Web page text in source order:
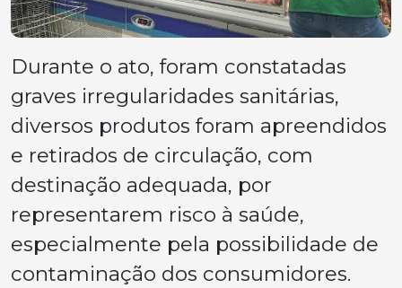
Durante o ato, foram constatadas
graves irregularidades sanitárias,
diversos produtos foram apreendidos
e retirados de circulação, com
destinação adequada, por
representarem risco à saúde,
especialmente pela possibilidade de
contaminação dos consumidores.